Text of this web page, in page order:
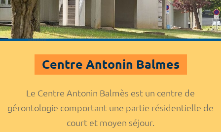
Centre Antonin Balmes
Le Centre Antonin Balmès est un centre de
gérontologie comportant une partie résidentielle de
court et moyen séjour.